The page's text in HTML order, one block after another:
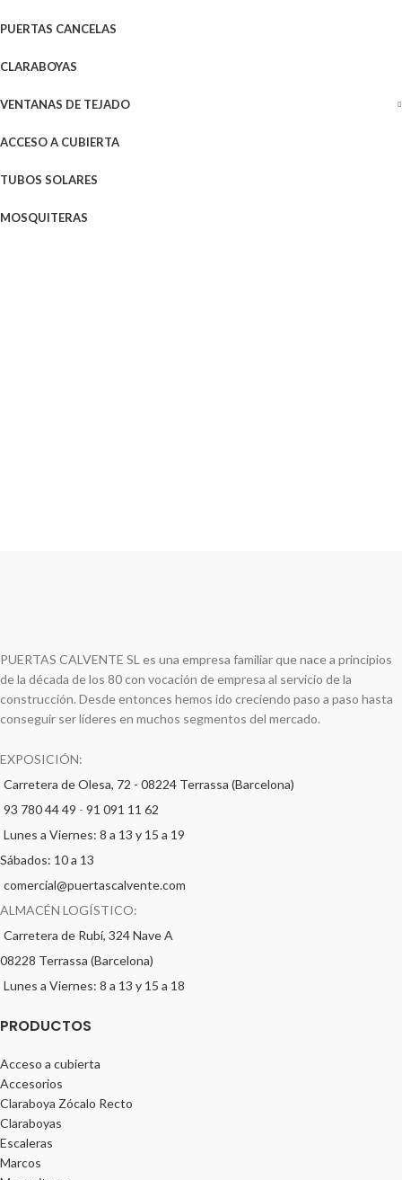
PUERTAS CANCELAS
CLARABOYAS
VENTANAS DE TEJADO
ACCESO A CUBIERTA
TUBOS SOLARES
MOSQUITERAS
PUERTAS CALVENTE SL es una empresa familiar que nace a principios
de la década de los 80 con vocación de empresa al servicio de la
construcción. Desde entonces hemos ido creciendo paso a paso hasta
conseguir ser líderes en muchos segmentos del mercado.
EXPOSICIÓN:
Carretera de Olesa, 72 - 08224 Terrassa (Barcelona)
93 780 44 49 - 91 091 11 62
Lunes a Viernes: 8 a 13 y 15 a 19
Sábados: 10 a 13
comercial@puertascalvente.com
ALMACÉN LOGÍSTICO:
Carretera de Rubí, 324 Nave A
08228 Terrassa (Barcelona)
Lunes a Viernes: 8 a 13 y 15 a 18
PRODUCTOS
Acceso a cubierta
Accesorios
Claraboya Zócalo Recto
Claraboyas
Escaleras
Marcos